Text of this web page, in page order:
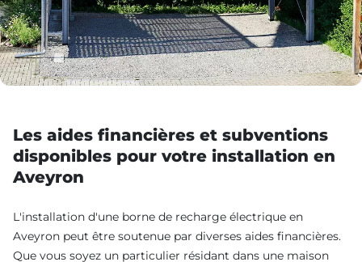
Les aides financières et subventions
disponibles pour votre installation en
Aveyron
L'installation d'une borne de recharge électrique en
Aveyron peut être soutenue par diverses aides financières.
Que vous soyez un particulier résidant dans une maison